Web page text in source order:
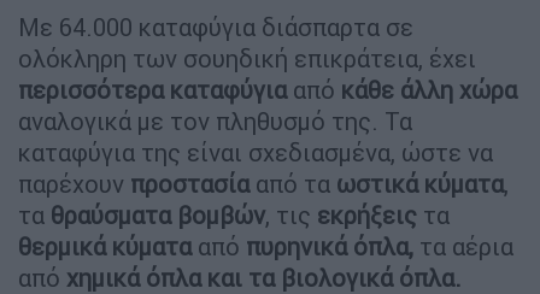
Με 64.000 καταφύγια διάσπαρτα σε
ολόκληρη των σουηδική επικράτεια, έχει
περισσότερα καταφύγιααπό κάθε άλλη χώρα
αναλογικά με τον πληθυσμό της. Τα
καταφύγια της είναι σχεδιασμένα, ώστε να
παρέχουν προστασίααπό τα ωστικά κύματα,
τα θραύσματα βομβών, τις εκρήξεις τα
θερμικά κύματααπό πυρηνικά όπλα, τα αέρια
από χημικά όπλα και τα βιολογικά όπλα.